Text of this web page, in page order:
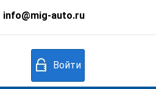
info@mig-auto.ru
Войти